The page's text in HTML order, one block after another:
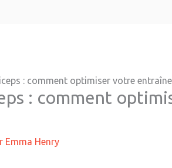
: comment optimiser votre
: comment
Emma Henry